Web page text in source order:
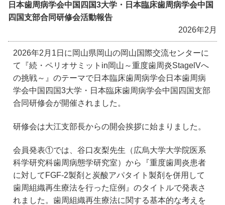
日本歯周病学会中国四国3大学・日本臨床歯周病学会中国
四国支部合同研修会活動報告
2026年2月
2026年2月1日に岡山県岡山の岡山国際交流センターに
て『続・ペリオサミットin岡山～重度歯周炎StagelVへ
の挑戦～』のテーマで日本臨床歯周病学会日本歯周病
学会中国四国3大学・日本臨床歯周病学会中国四国支部
合同研修会が開催されました。
研修会は大江支部長からの開会挨拶に始まりました。
会員発表①では、谷口友梨先生（広烏大学大学院医系
科学研究科歯周病態学研究室）から『重度歯周炎患者
に対してFGF-2製剤と炭酸アパタイト製剤を併用して
歯周組織再生療法を行った症例』のタイトルで発表さ
れました。歯周組織再生療法に関する基本的な考えを